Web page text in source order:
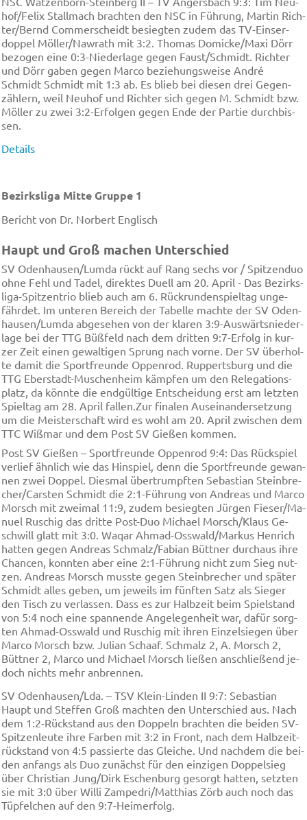
hof/Fe­lix Stall­mach brach­ten den NSC in Füh­rung, Mar­tin Rich­
ter/Bernd Com­mer­scheidt be­sieg­ten zu­dem das TV-Ein­ser­
dop­pel Möl­ler/Naw­rath mit 3:2. Tho­mas Do­mi­cke/Ma­xi Dörr
be­zo­gen ei­ne 0:3-Nie­der­la­ge ge­gen Faust/Schmidt. Rich­ter
und Dörr ga­ben ge­gen Mar­co be­zie­hungs­wei­se And­ré
Schmidt Schmidt mit 1:3 ab. Es blieb bei die­sen drei Ge­gen­
zäh­lern, weil Neu­hof und Rich­ter sich ge­gen M. Schmidt bzw.
Möl­ler zu zwei 3:2-Er­fol­gen ge­gen En­de der Par­tie durch­bis­
sen.
Details
Bezirksliga Mitte Gruppe 1
Bericht von Dr. Norbert Englisch
Haupt und Groß ma­chen Un­ter­schied
SV Oden­hau­sen/Lum­da rückt auf Rang sechs vor / Spit­zen­duo
oh­ne Fehl und Ta­del, di­rek­tes Du­ell am 20. April - Das Be­zirks­
li­ga-Spit­zen­trio blieb auch am 6. Rück­run­den­spiel­tag un­ge­
fähr­det. Im un­te­ren Be­reich der Ta­bel­le mach­te der SV Oden­
hau­sen/Lum­da ab­ge­se­hen von der kla­ren 3:9-Aus­wärts­nie­der­
la­ge bei der TTG Büß­feld nach dem drit­ten 9:7-Er­folg in kur­
zer Zeit ei­nen ge­wal­ti­gen Sprung nach vor­ne. Der SV über­hol­
te da­mit die Sport­freun­de Op­pen­rod. Rup­perts­burg und die
TTG Ebers­tadt-Mu­schen­heim kämp­fen um den Re­le­ga­ti­ons­
platz, da könn­te die end­gül­ti­ge Ent­schei­dung erst am letz­ten
Spiel­tag am 28. April fal­len.Zur fi­na­len Aus­ein­an­der­set­zung
um die Meis­ter­schaft wird es wohl am 20. April zwi­schen dem
TTC Wiß­mar und dem Post SV Gie­ßen kom­men.
Post SV Gie­ßen – Sport­freun­de Op­pen­rod 9:4: Das Rück­spiel
ver­lief ähn­lich wie das Hin­spiel, denn die Sport­freun­de ge­wan­
nen zwei Dop­pel. Dies­mal über­trum­pften Se­bas­ti­an Stein­bre­
cher/Cars­ten Schmidt die 2:1-Füh­rung von An­dre­as und Mar­co
Morsch mit zwei­mal 11:9, zu­dem be­sieg­ten Jür­gen Fie­ser/Ma­
nu­el Ru­schig das drit­te Post-Duo Mi­cha­el Morsch/Klaus Ge­
schwill glatt mit 3:0. Wa­qar Ah­mad-Oss­wald/Mar­kus Hen­rich
hat­ten ge­gen An­dre­as Schmalz/Fa­bi­an Bütt­ner durch­aus ih­re
Chan­cen, konn­ten aber ei­ne 2:1-Füh­rung nicht zum Sieg nut­
zen. An­dre­as Morsch muss­te ge­gen Stein­bre­cher und spä­ter
Schmidt al­les ge­ben, um je­weils im fünf­ten Satz als Sie­ger
den Tisch zu ver­las­sen. Dass es zur Halb­zeit beim Spiel­stand
von 5:4 noch ei­ne span­nen­de An­ge­le­gen­heit war, da­für sorg­
ten Ah­mad-Oss­wald und Ru­schig mit ih­ren Ein­zel­sie­gen über
Mar­co Morsch bzw. Ju­li­an Schaaf. Schmalz 2, A. Morsch 2,
Bütt­ner 2, Mar­co und Mi­cha­el Morsch lie­ßen an­schlie­ßend je­
doch nichts mehr an­bren­nen.
SV Oden­hau­sen/Lda. – TSV Klein-Lin­den II 9:7: Se­bas­ti­an
Haupt und Stef­fen Groß mach­ten den Un­ter­schied aus. Nach
dem 1:2-Rück­stand aus den Dop­peln brach­ten die bei­den SV-
Spit­zen­leu­te ih­re Far­ben mit 3:2 in Front, nach dem Halb­zeit­
rück­stand von 4:5 pas­sier­te das Glei­che. Und nach­dem die bei­
den an­fangs als Duo zu­nächst für den ein­zi­gen Dop­pel­sieg
über Chris­ti­an Jung/Dirk Eschen­burg ge­sorgt hat­ten, setz­ten
sie mit 3:0 über Wil­li Zam­pe­dri/Mat­thi­as Zörb auch noch das
Tüp­fel­chen auf den 9:7-Hei­mer­folg.